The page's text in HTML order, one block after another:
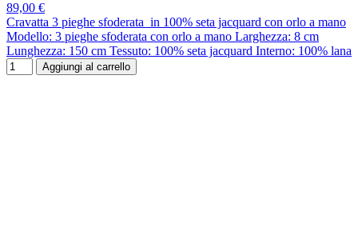
89,00 €
Cravatta 3 pieghe sfoderata in 100% seta jacquard con orlo a mano
Modello: 3 pieghe sfoderata con orlo a mano Larghezza: 8 cm
Lunghezza: 150 cm Tessuto: 100% seta jacquard Interno: 100% lana
Aggiungi al carrello